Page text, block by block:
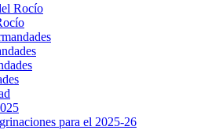
Rocío
para el 2025-26